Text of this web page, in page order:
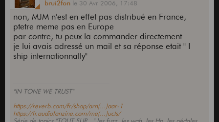
brui2fon le 30 Avr 2006, 17:48
non, MJM n'est en effet pas distribué en France,
ptetre meme pas en Europe
par contre, tu peux la commander directement
je lui avais adressé un mail et sa réponse etait " I
ship internationnally"
"IN TONE WE TRUST"
https://reverb.com/fr/shop/arn(...)aar-1
https://fr.audiofanzine.com/me(...)ucts/